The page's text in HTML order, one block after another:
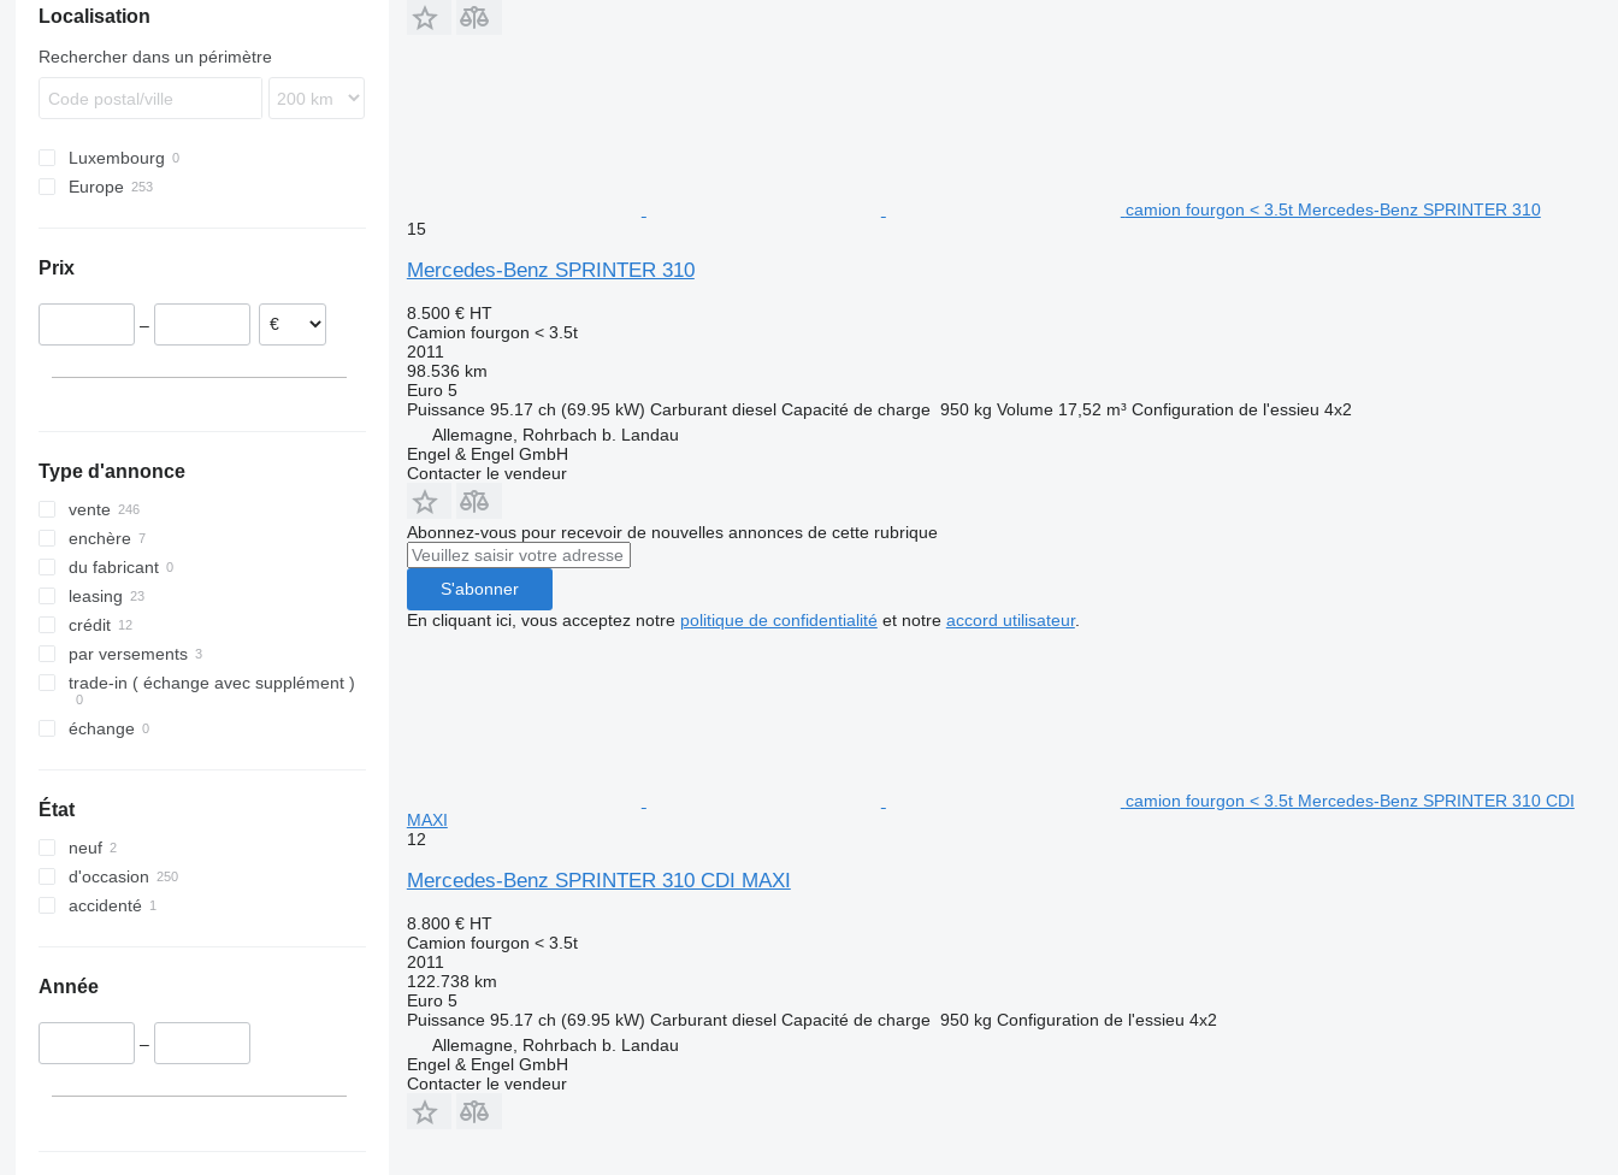
Sprinter 314
Sprinter 316
Sprinter 317
Sprinter 413
Sprinter 513
Sprinter 519
Trafic
Localisation
Rechercher dans un périmètre
Luxembourg
Europe
République tchèque
Belgique
Prix
–
Type d'annonce
vente
enchère
du fabricant
leasing
crédit
par versements
trade-in ( échange avec supplément )
échange
État
neuf
d'occasion
accidenté
Année
–
camion fourgon < 3.5t Mercedes-Benz SPRINTER 310
15
Mercedes-Benz SPRINTER 310
8.500 € HT
Camion fourgon < 3.5t
2011
98.536 km
Euro 5
Puissance 95.17 ch (69.95 kW) Carburant diesel Capacité de charge 950 kg Volume 17,52 m³ Configuration de l'essieu 4x2
Allemagne, Rohrbach b. Landau
Engel & Engel GmbH
Contacter le vendeur
Abonnez-vous pour recevoir de nouvelles annonces de cette rubrique
S'abonner
En cliquant ici, vous acceptez notre politique de confidentialitéet notre accord utilisateur.
camion fourgon < 3.5t Mercedes-Benz SPRINTER 310 CDI
MAXI
12
Mercedes-Benz SPRINTER 310 CDI MAXI
8.800 € HT
Camion fourgon < 3.5t
2011
122.738 km
Euro 5
Puissance 95.17 ch (69.95 kW) Carburant diesel Capacité de charge 950 kg Configuration de l'essieu 4x2
Allemagne, Rohrbach b. Landau
Engel & Engel GmbH
Contacter le vendeur